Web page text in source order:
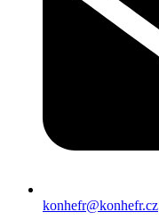
konhefr@konhefr.cz